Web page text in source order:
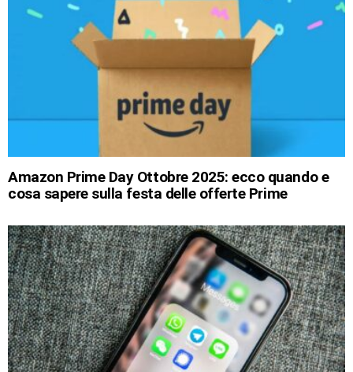
Amazon Prime Day Ottobre 2025: ecco quando e
cosa sapere sulla festa delle offerte Prime